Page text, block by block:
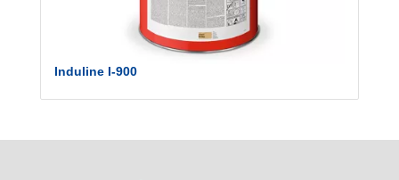
Induline I-900